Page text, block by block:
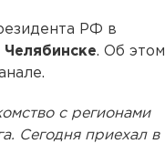
РФ в
. Об этом
с регионами
Сегодня приехал в